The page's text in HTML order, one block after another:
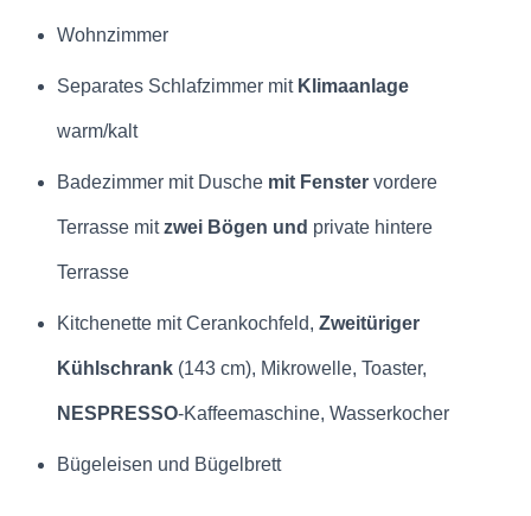
Wohnzimmer
Separates Schlafzimmer mit Klimaanlage
warm/kalt
Badezimmer mit Dusche mit Fenstervordere
Terrasse mitzwei Bögen und private hintere
Terrasse
Kitchenette mit Cerankochfeld, Zweitüriger
Kühlschrank(143 cm), Mikrowelle, Toaster,
NESPRESSO-Kaffeemaschine, Wasserkocher
Bügeleisen und Bügelbrett